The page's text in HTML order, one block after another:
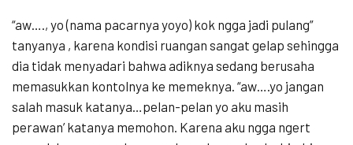
“aw…., yo (nama pacarnya yoyo) kok ngga jadi pulang”
tanyanya , karena kondisi ruangan sangat gelap sehingga
dia tidak menyadari bahwa adiknya sedang berusaha
memasukkan kontolnya ke memeknya. “aw….yo jangan
salah masuk katanya…pelan-pelan yo aku masih
perawan’ katanya memohon. Karena aku ngga ngert